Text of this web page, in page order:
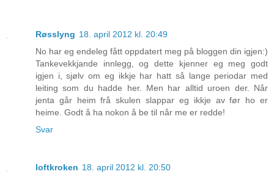
Røsslyng 18. april 2012 kl. 20:49
No har eg endeleg fått oppdatert meg på bloggen din igjen:)
Tankevekkjande innlegg, og dette kjenner eg meg godt
igjen i, sjølv om eg ikkje har hatt så lange periodar med
leiting som du hadde her. Men har alltid uroen der. Når
jenta går heim frå skulen slappar eg ikkje av før ho er
heime. Godt å ha nokon å be til når me er redde!
Svar
loftkroken 18. april 2012 kl. 20:50